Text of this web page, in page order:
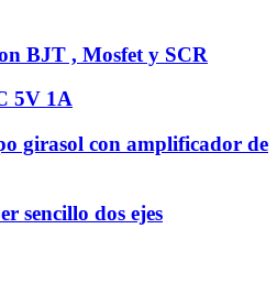
BJT , Mosfet y SCR
5V 1A
girasol con amplificador de
sencillo dos ejes